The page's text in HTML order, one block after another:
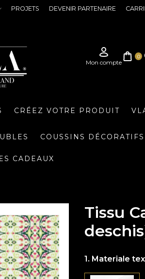
PROJETS DEVENIR PARTENAIRE
CRÉEZ VOTRE PRODUIT
COUSSINS DÉCORATIFS
CADEAUX
Tissu
Materiale